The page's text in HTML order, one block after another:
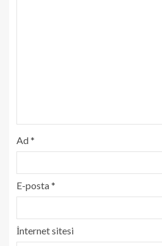
Ad*
E-posta*
İnternet sitesi